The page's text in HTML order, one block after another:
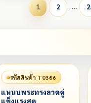
1 2 …
รหัสสินค้า T0366
แหนบพระทรงลวดคู่
แข็งแรงสุด